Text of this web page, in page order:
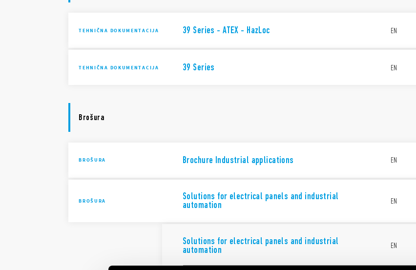
TEHNIČNA DOKUMENTACIJA 39 Series - ATEX - HazLoc EN
TEHNIČNA DOKUMENTACIJA 39 Series EN
Brošura
BROŠURA Brochure Industrial applications EN
BROŠURA Solutions for electrical panels and industrial
automation EN
Solutions for electrical panels and industrial
automation EN